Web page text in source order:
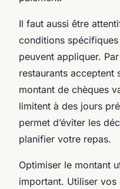
Il faut aussi être
conditions
peuvent appliquer.
restaurants acceptent
montant de chèques
limitent à des jours
permet d’éviter les
planifier votre repas.
Optimiser le montant
important. Utiliser vos